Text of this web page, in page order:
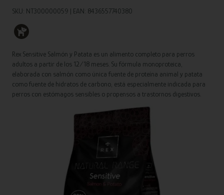
SKU: NT300000059 | EAN: 8436557740380
Rex Sensitive Salmón y Patata es un alimento completo para perros
adultos a partir de los 12/18 meses. Su fórmula monoproteica,
elaborada con salmón como única fuente de proteína animal y patata
como fuente de hidratos de carbono, está especialmente indicada para
perros con estómagos sensibles o propensos a trastornos digestivos.